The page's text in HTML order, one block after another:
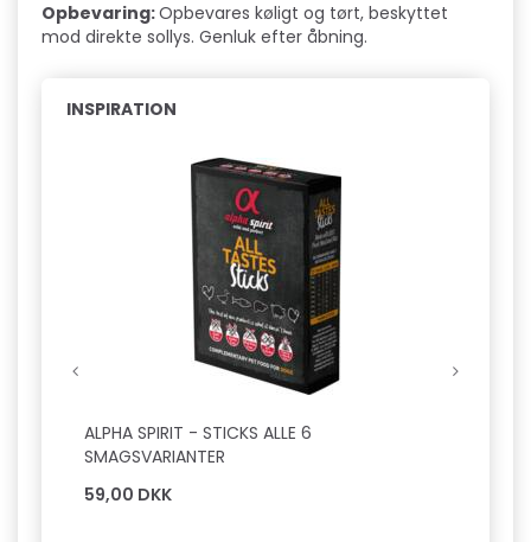
Opbevaring:Opbevares køligt og tørt, beskyttet
mod direkte sollys. Genluk efter åbning.
INSPIRATION
ALPHA SPIRIT - STICKS ALLE 6
SMAGSVARIANTER
59,00 DKK